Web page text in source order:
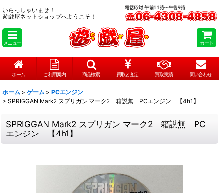
いらっしゃいませ！
遊戯屋ネットショップへようこそ！
メニュー カート
ホーム ご利用案内 商品検索 買取と査定 買取実績 問い合わせ
ホーム > ゲーム > PCエンジン
> SPRIGGAN Mark2 スプリガン マーク2 箱説無 PCエンジン 【4h1】
SPRIGGAN Mark2 スプリガン マーク2 箱説無 PC
エンジン 【4h1】